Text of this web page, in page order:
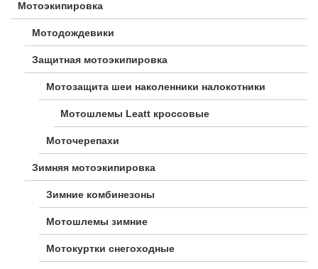
Мотоэкипировка
Мотодождевики
Защитная мотоэкипировка
Мотозащита шеи наколенники налокотники
Мотошлемы Leatt кроссовые
Моточерепахи
Зимняя мотоэкипировка
Зимние комбинезоны
Мотошлемы зимние
Мотокуртки снегоходные